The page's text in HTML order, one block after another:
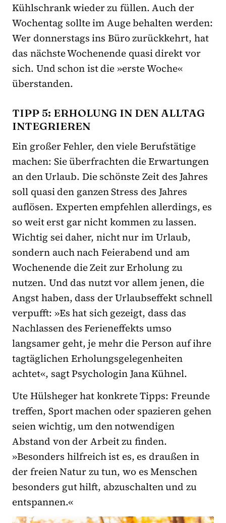
Kühlschrank wieder zu füllen. Auch der
Wochentag sollte im Auge behalten werden:
Wer donnerstags ins Büro zurückkehrt, hat
das nächste Wochenende quasi direkt vor
sich. Und schon ist die »erste Woche«
überstanden.
TIPP 5: ERHOLUNG IN DEN ALLTAG
INTEGRIEREN
Ein großer Fehler, den viele Berufstätige
machen: Sie überfrachten die Erwartungen
an den Urlaub. Die schönste Zeit des Jahres
soll quasi den ganzen Stress des Jahres
auflösen. Experten empfehlen allerdings, es
so weit erst gar nicht kommen zu lassen.
Wichtig sei daher, nicht nur im Urlaub,
sondern auch nach Feierabend und am
Wochenende die Zeit zur Erholung zu
nutzen. Und das nutzt vor allem jenen, die
Angst haben, dass der Urlaubseffekt schnell
verpufft: »Es hat sich gezeigt, dass das
Nachlassen des Ferieneffekts umso
langsamer geht, je mehr die Person auf ihre
tagtäglichen Erholungsgelegenheiten
achtet«, sagt Psychologin Jana Kühnel.
Ute Hülsheger hat konkrete Tipps: Freunde
treffen, Sport machen oder spazieren gehen
seien wichtig, um den notwendigen
Abstand von der Arbeit zu finden.
»Besonders hilfreich ist es, es draußen in
der freien Natur zu tun, wo es Menschen
besonders gut hilft, abzuschalten und zu
entspannen.«